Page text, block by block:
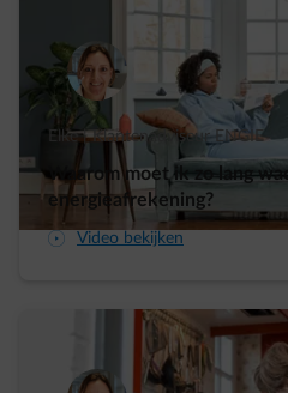
Elke | Klantenadviseur ENGIE
Waarom moet ik zo lang
energieafrekening?
arrow-play-fwd Video bekijken